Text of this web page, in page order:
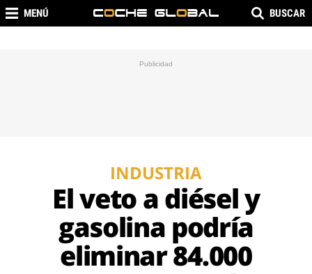
MENÚ BUSCAR
INDUSTRIA
El veto a diésel y
gasolina podría
eliminar 84.000